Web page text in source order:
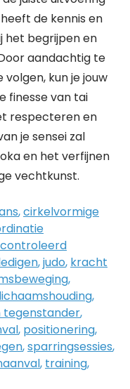
de kennis en
het begrijpen en
aandachtig te
kun je jouw
finesse van tai
respecteren en
je sensei zal
en het verfijnen
vechtkunst.
,cirkelvormige
,judo, kracht
,
lichaamshouding,
tegenstander,
, positionering,
,sparringsessies,
, training,